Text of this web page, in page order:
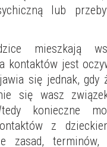
lub
mieszkają
kontaktów jest
się jednak, gdy
się wasz
konieczne
z
zasad,